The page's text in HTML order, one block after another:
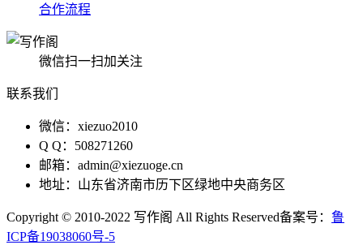
合作流程
微信扫一扫加关注
联系我们
微信：xiezuo2010
Q Q：508271260
邮箱：admin@xiezuoge.cn
地址：山东省济南市历下区绿地中央商务区
Copyright © 2010-2022 写作阁 All Rights Reserved备案号： 鲁
ICP备19038060号-5